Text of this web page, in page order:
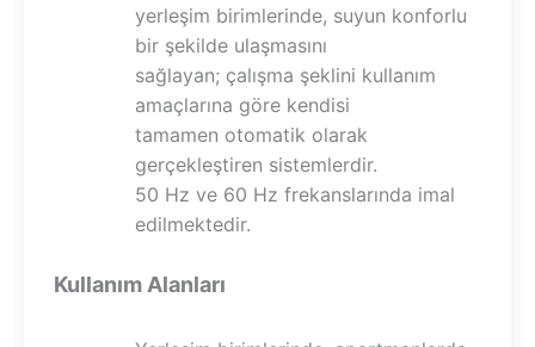
yerleşim birimlerinde, suyun konforlu
bir şekilde ulaşmasını
sağlayan; çalışma şeklini kullanım
amaçlarına göre kendisi
tamamen otomatik olarak
gerçekleştiren sistemlerdir.
50 Hz ve 60 Hz frekanslarında imal
edilmektedir.
Kullanım Alanları